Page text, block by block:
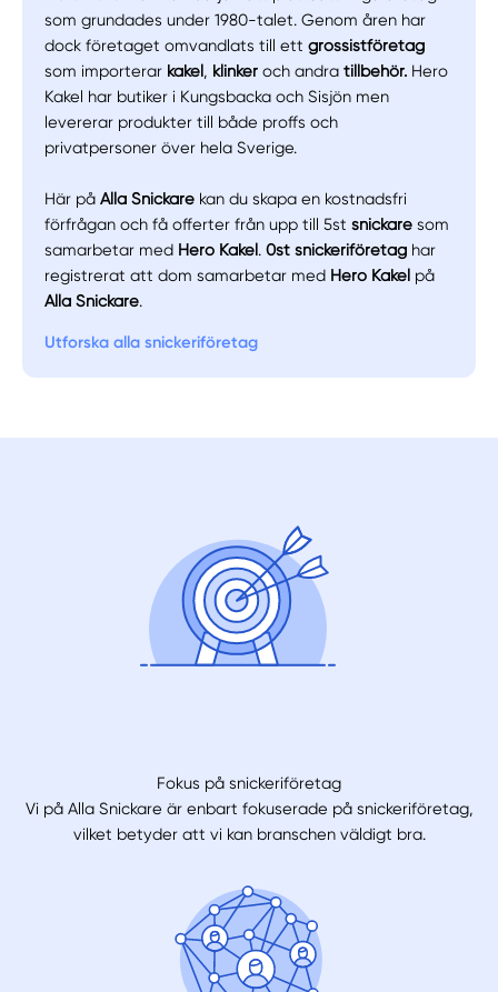
som grundades under 1980-talet. Genom åren har
dock företaget omvandlats till ettgrossistföretag
som importerar kakel, klinkeroch andratillbehör. Hero
Kakel har butiker i Kungsbacka och Sisjön men
levererar produkter till både proffs och
privatpersoner över hela Sverige.
Här påAlla Snickare kan du skapa en kostnadsfri
förfrågan och få offerter från upp till 5stsnickare som
samarbetar med Hero Kakel.0st snickeriföretag har
registrerat att dom samarbetar med Hero Kakel på
Alla Snickare.
Utforska alla snickeriföretag
Fokus på snickeriföretag
Vi på Alla Snickare är enbart fokuserade på snickeriföretag,
vilket betyder att vi kan branschen väldigt bra.